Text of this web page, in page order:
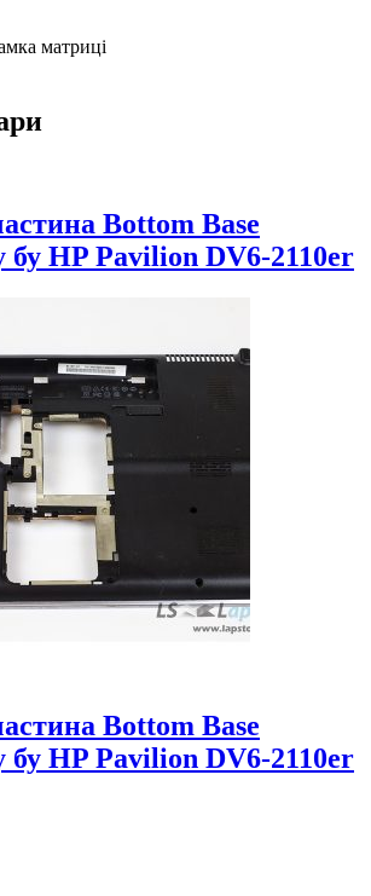
матриці
Bottom Base
бу HP Pavilion DV6-2110er
Bottom Base
бу HP Pavilion DV6-2110er